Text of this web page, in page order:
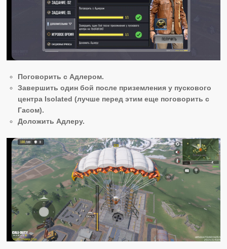
Поговорить с Адлером.
Завершить один бой после приземления у пускового
центра Isolated (лучше перед этим еще поговорить с
Гасом).
Доложить Адлеру.